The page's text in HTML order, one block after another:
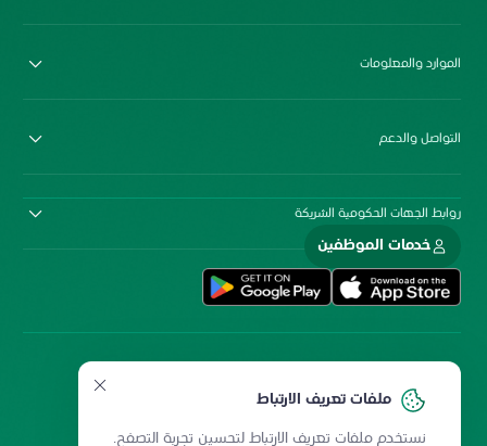
ملفات تعريف الارتباط
نستخدم ملفات تعريف الارتباط لتحسين تجربة التصفح.
الموارد والمعلومات
التواصل والدعم
روابط الجهات الحكومية الشريكة
خدمات الموظفين